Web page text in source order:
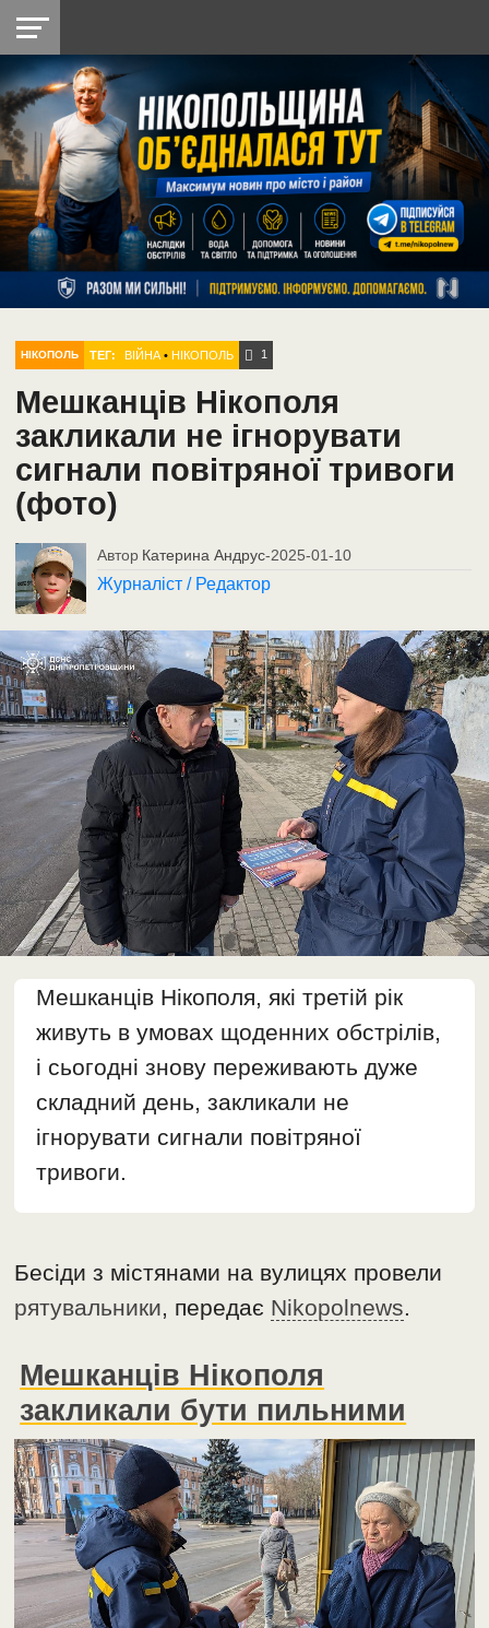
НІКОПОЛЬ
РАЙОН
СІЧЕСЛАВСЬКА
УКРАЇНА
РЕТРО
НІКОПОЛЬ
ЛАЙТ
УКРАЇНА
ДОПОМОГА
РАДІО
НІКОПОЛЬ ТЕГ: ВІЙНА •НІКОПОЛЬ 1
Мешканців Нікополя
закликали не ігнорувати
сигнали повітряної тривоги
(фото)
Автор Катерина Андрус-2025-01-10
Журналіст / Редактор
Мешканців Нікополя, які третій рік
живуть в умовах щоденних обстрілів,
і сьогодні знову переживають дуже
складний день, закликали не
ігнорувати сигнали повітряної
тривоги.
Бесіди з містянами на вулицях провели
рятувальники, передає Nikopolnews.
Мешканців Нікополя
закликали бути пильними